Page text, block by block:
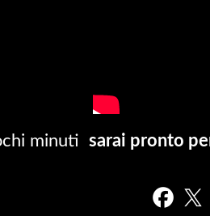
minuti sarai pronto